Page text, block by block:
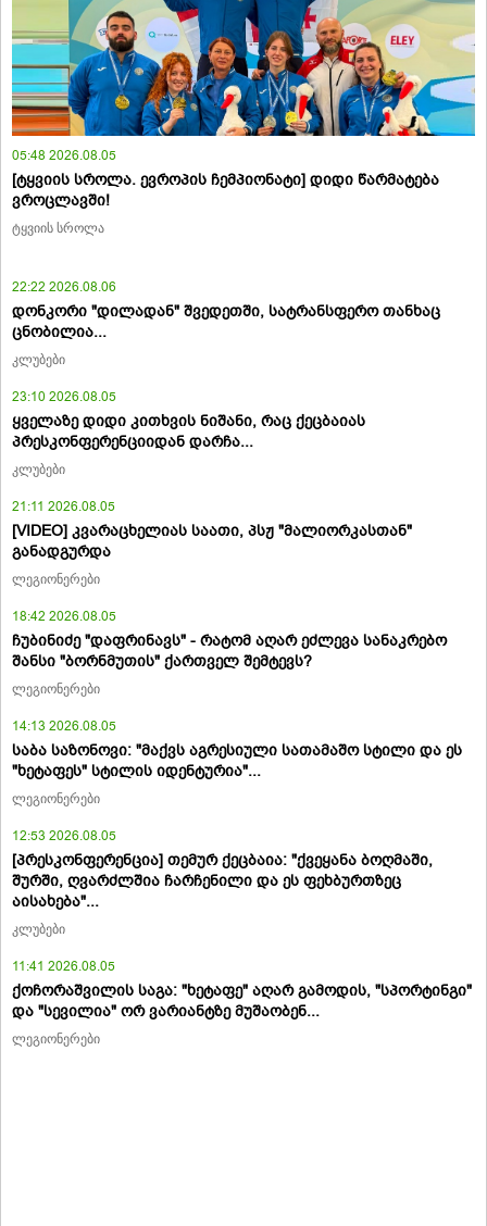
05:48 2026.08.05
[ტყვიის სროლა. ევროპის ჩემპიონატი] დიდი წარმატება
ვროცლავში!
ტყვიის სროლა
22:22 2026.08.06
დონკორი "დილადან" შვედეთში, სატრანსფერო თანხაც
ცნობილია...
კლუბები
23:10 2026.08.05
ყველაზე დიდი კითხვის ნიშანი, რაც ქეცბაიას
პრესკონფერენციიდან დარჩა...
კლუბები
21:11 2026.08.05
[VIDEO] კვარაცხელიას საათი, პსჟ "მალიორკასთან"
განადგურდა
ლეგიონერები
18:42 2026.08.05
ჩუბინიძე "დაფრინავს" - რატომ აღარ ეძლევა სანაკრებო
შანსი "ბორნმუთის" ქართველ შემტევს?
ლეგიონერები
14:13 2026.08.05
საბა საზონოვი: "მაქვს აგრესიული სათამაშო სტილი და ეს
"ხეტაფეს" სტილის იდენტურია"...
ლეგიონერები
12:53 2026.08.05
[პრესკონფერენცია] თემურ ქეცბაია: "ქვეყანა ბოღმაში,
შურში, ღვარძლშია ჩარჩენილი და ეს ფეხბურთზეც
აისახება"...
კლუბები
11:41 2026.08.05
ქოჩორაშვილის საგა: "ხეტაფე" აღარ გამოდის, "სპორტინგი"
და "სევილია" ორ ვარიანტზე მუშაობენ...
ლეგიონერები